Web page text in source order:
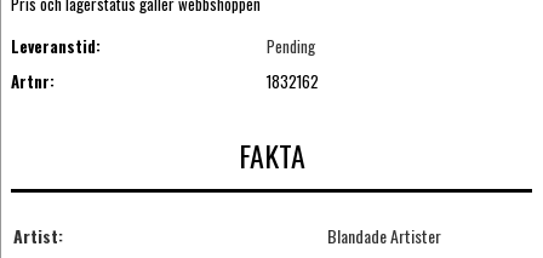
Leveranstid:
Pending
Artnr:
1832162
FAKTA
Artist:
Blandade Artister